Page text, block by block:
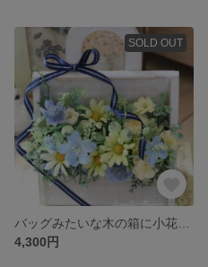
SOLD OUT
4,300円